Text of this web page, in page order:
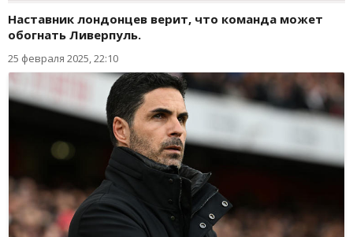
Наставник лондонцев верит, что команда может
обогнать Ливерпуль.
25 февраля 2025, 22:10